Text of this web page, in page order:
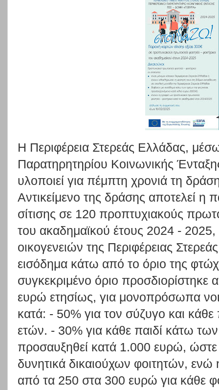
Η Περιφέρεια Στερεάς Ελλάδας,
Παρατηρητηρίου Κοινωνικής
υλοποιεί για πέμπτη χρονιά τη
Αντικείμενο της δράσης αποτελεί
σίτισης σε 120 προπτυχιακούς
του ακαδημαϊκού έτους 2024 - 2025,
οικογενειών της Περιφέρειας
εισόδημα κάτω από το όριο της
συγκεκριμένο όριο
ευρώ ετησίως, για μονοπρόσωπα
κατά: - 50% για τον σύζυγο και
ετών. - 30% για κάθε παιδί κάτω
προσαυξηθεί κατά 1.000 ευρώ, ώστε
δυνητικά δικαιούχων φοιτητών, ενώ
από τα 250 στα 300 ευρώ για κάθε